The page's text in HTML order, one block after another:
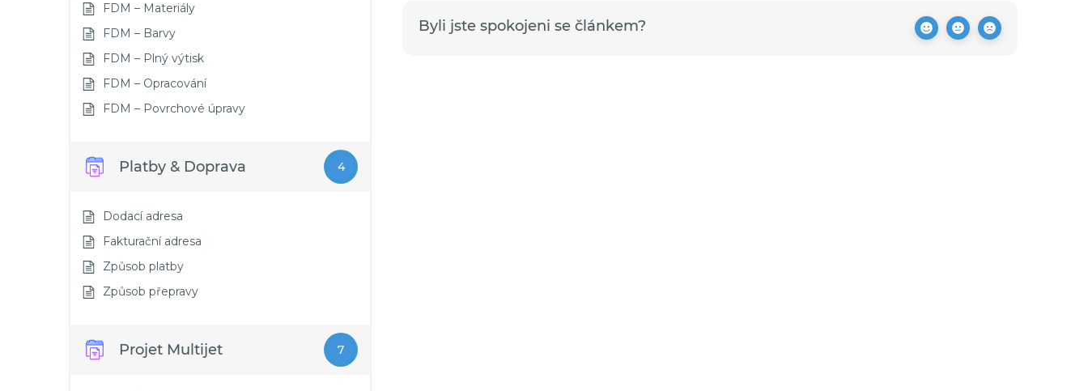
FDM – Materiály
FDM – Barvy
FDM – Plný výtisk
FDM – Opracování
FDM – Povrchové úpravy
Platby & Doprava 4
Dodací adresa
Fakturační adresa
Způsob platby
Způsob přepravy
Projet Multijet 7
Byli jste spokojeni se článkem?